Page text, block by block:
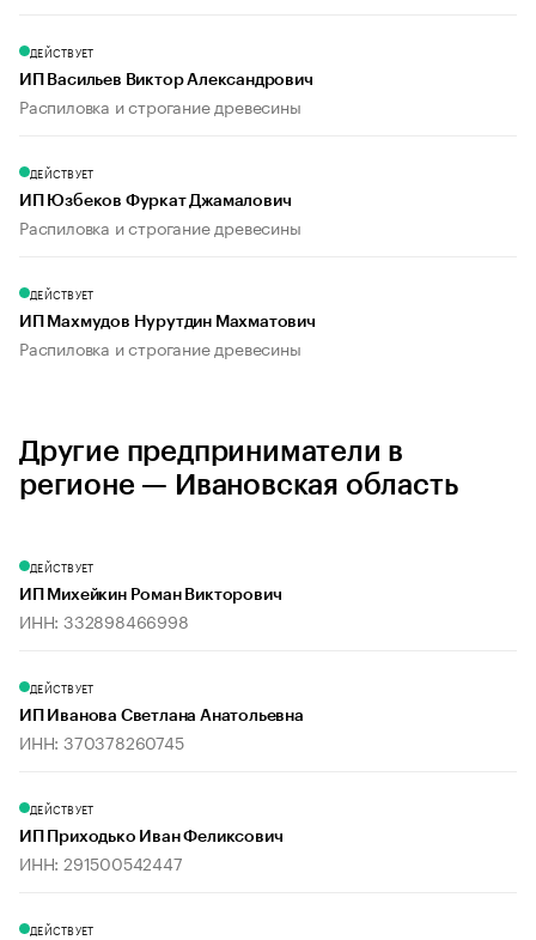
ДЕЙСТВУЕТ
ИП Васильев Виктор Александрович
Распиловка и строгание древесины
ДЕЙСТВУЕТ
ИП Юзбеков Фуркат Джамалович
Распиловка и строгание древесины
ДЕЙСТВУЕТ
ИП Махмудов Нурутдин Махматович
Распиловка и строгание древесины
Другие предприниматели в
регионе — Ивановская область
ДЕЙСТВУЕТ
ИП Михейкин Роман Викторович
ИНН: 332898466998
ДЕЙСТВУЕТ
ИП Иванова Светлана Анатольевна
ИНН: 370378260745
ДЕЙСТВУЕТ
ИП Приходько Иван Феликсович
ИНН: 291500542447
ДЕЙСТВУЕТ